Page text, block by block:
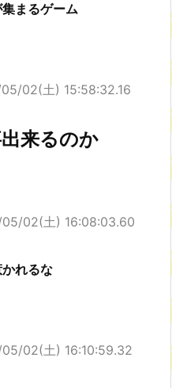
まるゲーム
02(土) 15:58:32.16
来るのか
02(土) 16:08:03.60
れるな
02(土) 16:10:59.32